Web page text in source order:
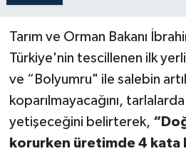
Tarım ve Orman Bakanı
Türkiye'nin tescillenen ilk
ve “Bolyumru" ile salebin
koparılmayacağını,
yetişeceğini belirterek,
korurken üretimde 4 kata